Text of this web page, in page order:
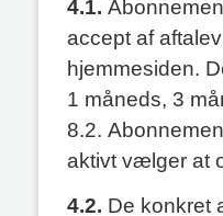
4.1.
accept af
hjemmesiden.
1 måneds, 3
8.2.
aktivt vælger at
4.2. De konkret